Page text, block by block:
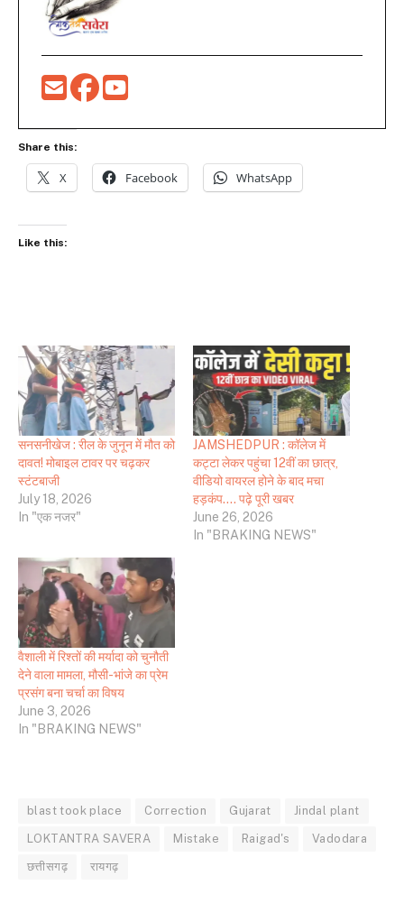
Share this:
X Facebook WhatsApp
Like this:
सनसनीखेज : रील के जुनून में मौत को
दावत! मोबाइल टावर पर चढ़कर
स्टंटबाजी
July 18, 2026
In "एक नजर"
JAMSHEDPUR : कॉलेज में
कट्टा लेकर पहुंचा 12वीं का छात्र,
वीडियो वायरल होने के बाद मचा
हड़कंप…. पढ़े पूरी खबर
June 26, 2026
In "BRAKING NEWS"
वैशाली में रिश्तों की मर्यादा को चुनौती
देने वाला मामला, मौसी-भांजे का प्रेम
प्रसंग बना चर्चा का विषय
June 3, 2026
In "BRAKING NEWS"
blast took place Correction Gujarat Jindal plant
LOKTANTRA SAVERA Mistake Raigad's Vadodara
छत्तीसगढ़ रायगढ़